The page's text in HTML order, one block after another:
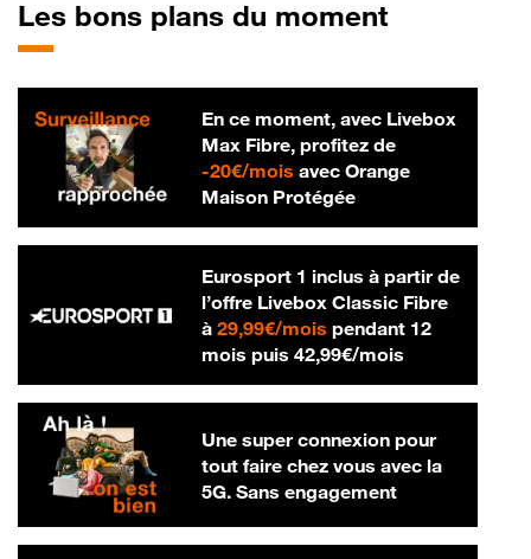
Les bons plans du moment
En ce moment, avec Livebox
Max Fibre, profitez de
-20€/mois20 € par mois
avec Orange
Maison Protégée
Eurosport 1 inclus à partir de
l’offre Livebox Classic Fibre
à 29,99€/mois29,99 € par mois
pendant 12
mois puis 42,99€/mois42,99 € par
Une super connexion pour
tout faire chez vous avec la
5G. Sans engagement